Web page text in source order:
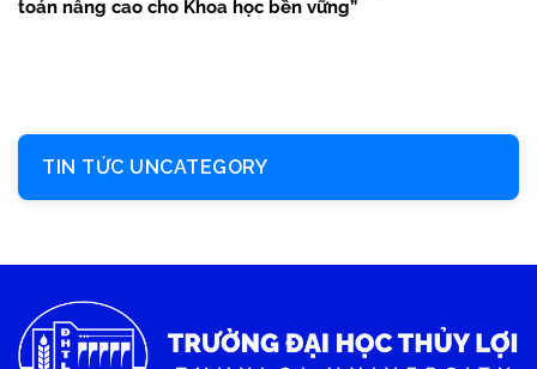
toán nâng cao cho Khoa học bền vững”
TIN TỨC UNCATEGORY